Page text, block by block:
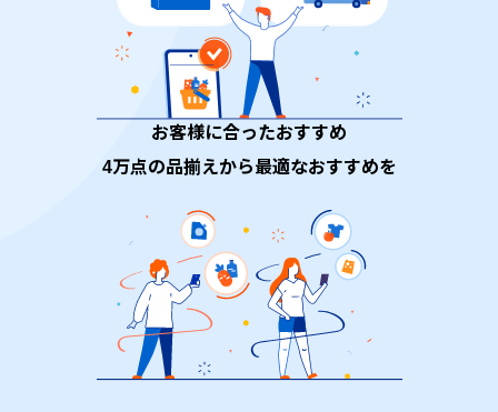
お客様に合ったおすすめ
4万点の品揃えから最適なおすすめを